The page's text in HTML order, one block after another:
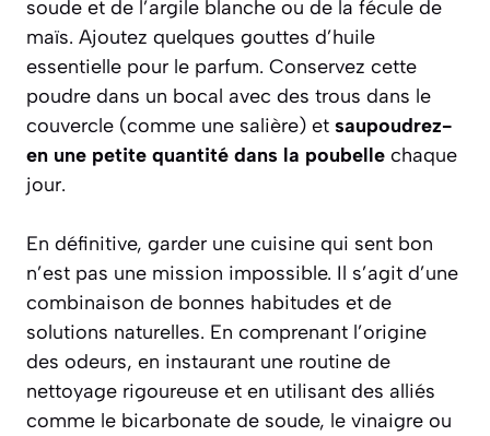
soude et de l’argile blanche ou de la fécule de
maïs. Ajoutez quelques gouttes d’huile
essentielle pour le parfum. Conservez cette
poudre dans un bocal avec des trous dans le
couvercle (comme une salière) et saupoudrez-
en une petite quantité dans la poubelle chaque
jour.
En définitive, garder une cuisine qui sent bon
n’est pas une mission impossible. Il s’agit d’une
combinaison de bonnes habitudes et de
solutions naturelles. En comprenant l’origine
des odeurs, en instaurant une routine de
nettoyage rigoureuse et en utilisant des alliés
comme le bicarbonate de soude, le vinaigre ou